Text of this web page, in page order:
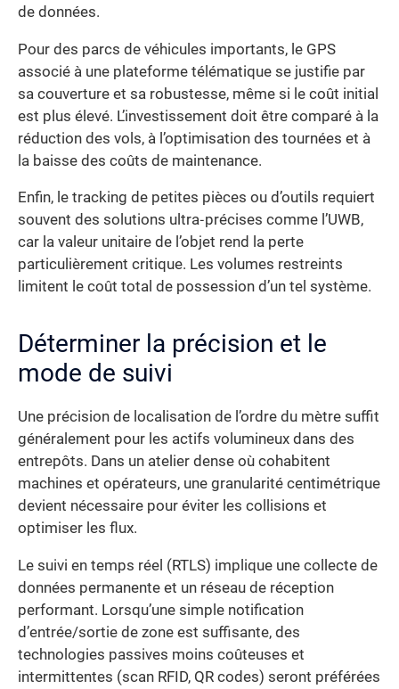
de données.
Pour des parcs de véhicules importants, le GPS
associé à une plateforme télématique se justifie par
sa couverture et sa robustesse, même si le coût initial
est plus élevé. L’investissement doit être comparé à la
réduction des vols, à l’optimisation des tournées et à
la baisse des coûts de maintenance.
Enfin, le tracking de petites pièces ou d’outils requiert
souvent des solutions ultra‐précises comme l’UWB,
car la valeur unitaire de l’objet rend la perte
particulièrement critique. Les volumes restreints
limitent le coût total de possession d’un tel système.
Déterminer la précision et le
mode de suivi
Une précision de localisation de l’ordre du mètre suffit
généralement pour les actifs volumineux dans des
entrepôts. Dans un atelier dense où cohabitent
machines et opérateurs, une granularité centimétrique
devient nécessaire pour éviter les collisions et
optimiser les flux.
Le suivi en temps réel (RTLS) implique une collecte de
données permanente et un réseau de réception
performant. Lorsqu’une simple notification
d’entrée/sortie de zone est suffisante, des
technologies passives moins coûteuses et
intermittentes (scan RFID, QR codes) seront préférées